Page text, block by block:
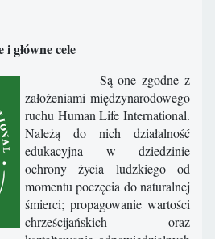
główne cele
Są one zgodne z
założeniami międzynarodowego
ruchu Human Life International.
Należą do nich działalność
edukacyjna w dziedzinie
ochrony życia ludzkiego od
momentu poczęcia do naturalnej
śmierci; propagowanie wartości
chrześcijańskich oraz